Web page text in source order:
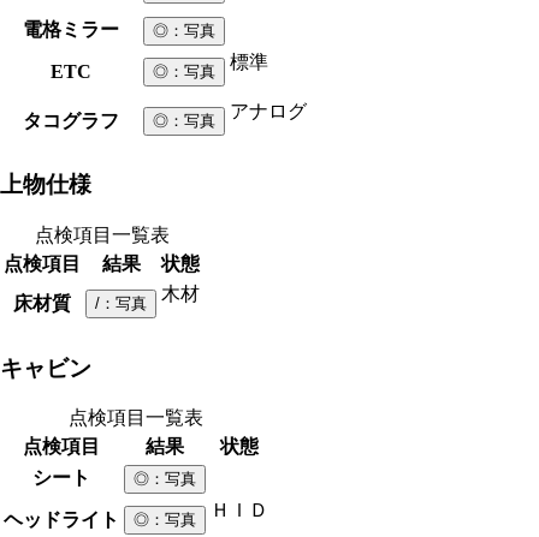
電格ミラー ◎ ：写真
ETC ◎ ：写真 標準
タコグラフ ◎ ：写真 アナログ
上物仕様
点検項目一覧表
点検項目
結果
状態
床材質
/ ：写真 木材
キャビン
点検項目一覧表
点検項目
結果
状態
シート
◎ ：写真
ヘッドライト ◎ ：写真 ＨＩＤ